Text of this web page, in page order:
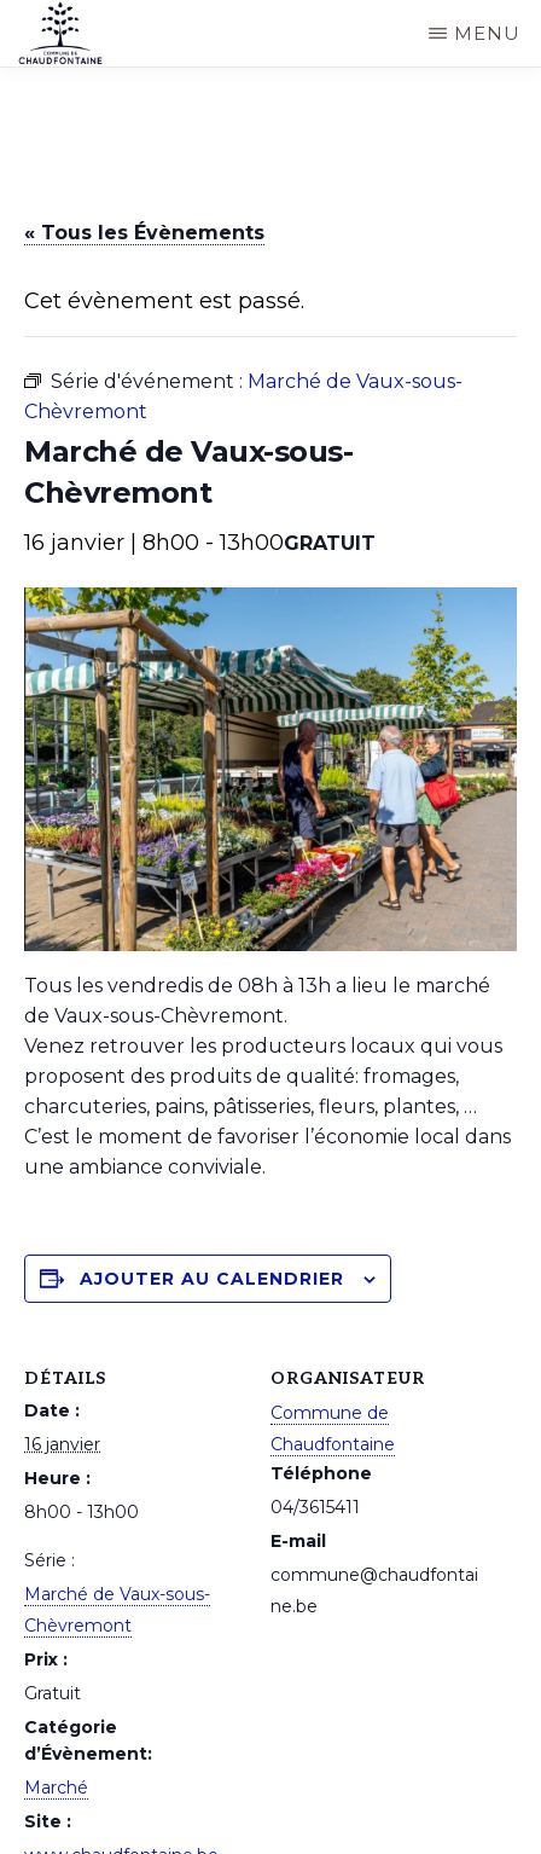
Passer
au
commune
MENU
« Tous les Évènements
Cet évènement est passé.
Série d'événement : Marché de Vaux-sous-
Chèvremont
Marché de Vaux-sous-
Chèvremont
16 janvier | 8h00 -13h00GRATUIT
Tous les vendredis de 08h à 13h a lieu le marché
de Vaux-sous-Chèvremont.
Venez retrouver les producteurs locaux qui vous
proposent des produits de qualité: fromages,
charcuteries, pains, pâtisseries, fleurs, plantes, …
C’est le moment de favoriser l’économie local dans
une ambiance conviviale.
AJOUTER AU CALENDRIER
DÉTAILS
Date :
16 janvier
Heure :
8h00 - 13h00
Série :
Marché de Vaux-sous-
Chèvremont
Prix :
Gratuit
Catégorie
d’Évènement:
Marché
Site :
ORGANISATEUR
Commune de
Chaudfontaine
Téléphone
04/3615411
E-mail
commune@chaudfontai
ne.be